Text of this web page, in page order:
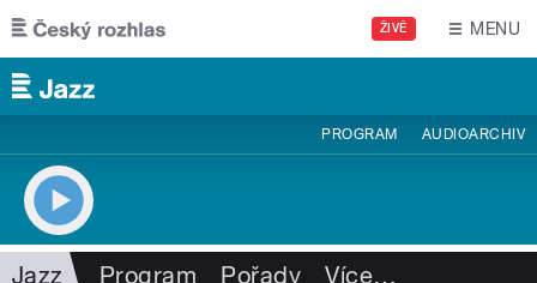
Přejít k hlavnímu obsahu
ŽIVĚ MENU
PROGRAM AUDIOARCHIV
Jazz Program Pořady Více…